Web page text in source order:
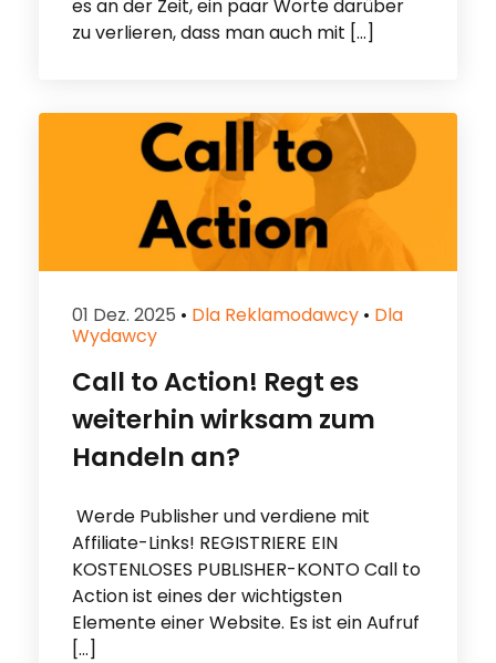
es an der Zeit, ein paar Worte darüber
zu verlieren, dass man auch mit […]
01 Dez. 2025 • Dla Reklamodawcy • Dla
Wydawcy
Call to Action! Regt es
weiterhin wirksam zum
Handeln an?
Werde Publisher und verdiene mit
Affiliate-Links! REGISTRIERE EIN
KOSTENLOSES PUBLISHER-KONTO Call to
Action ist eines der wichtigsten
Elemente einer Website. Es ist ein Aufruf
[…]